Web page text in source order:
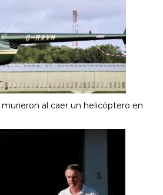
murieron al caer un helicóptero en